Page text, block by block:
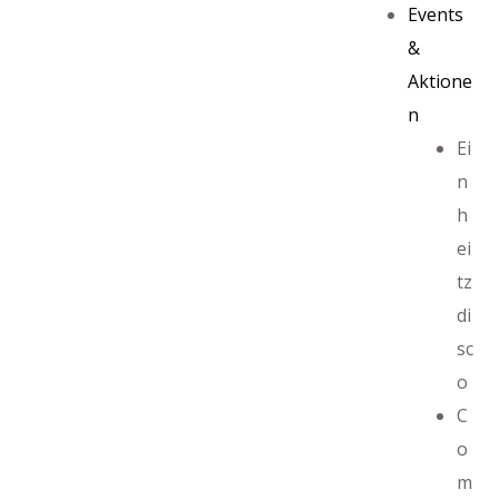
Events
&
Aktione
n
Ei
n
h
ei
tz
di
sc
o
C
o
m